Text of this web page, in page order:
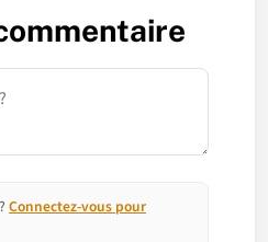
Connectez-vous pour